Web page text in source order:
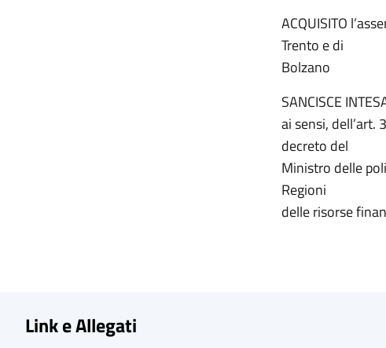
ACQUISITO
Trento e di
Bolzano
SANCISCE
ai sensi,
decreto del
Ministro delle
Regioni
delle risorse
Link e Allegati